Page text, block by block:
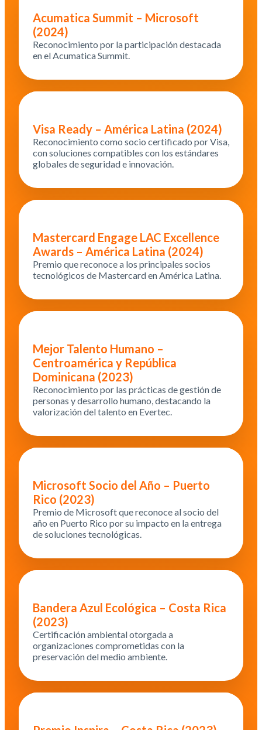
Acumatica Summit – Microsoft
(2024)
Reconocimiento por la participación destacada
en el Acumatica Summit.
Visa Ready – América Latina (2024)
Reconocimiento como socio certificado por Visa,
con soluciones compatibles con los estándares
globales de seguridad e innovación.
Mastercard Engage LAC Excellence
Awards – América Latina (2024)
Premio que reconoce a los principales socios
tecnológicos de Mastercard en América Latina.
Mejor Talento Humano –
Centroamérica y República
Dominicana (2023)
Reconocimiento por las prácticas de gestión de
personas y desarrollo humano, destacando la
valorización del talento en Evertec.
Microsoft Socio del Año – Puerto
Rico (2023)
Premio de Microsoft que reconoce al socio del
año en Puerto Rico por su impacto en la entrega
de soluciones tecnológicas.
Bandera Azul Ecológica – Costa Rica
(2023)
Certificación ambiental otorgada a
organizaciones comprometidas con la
preservación del medio ambiente.